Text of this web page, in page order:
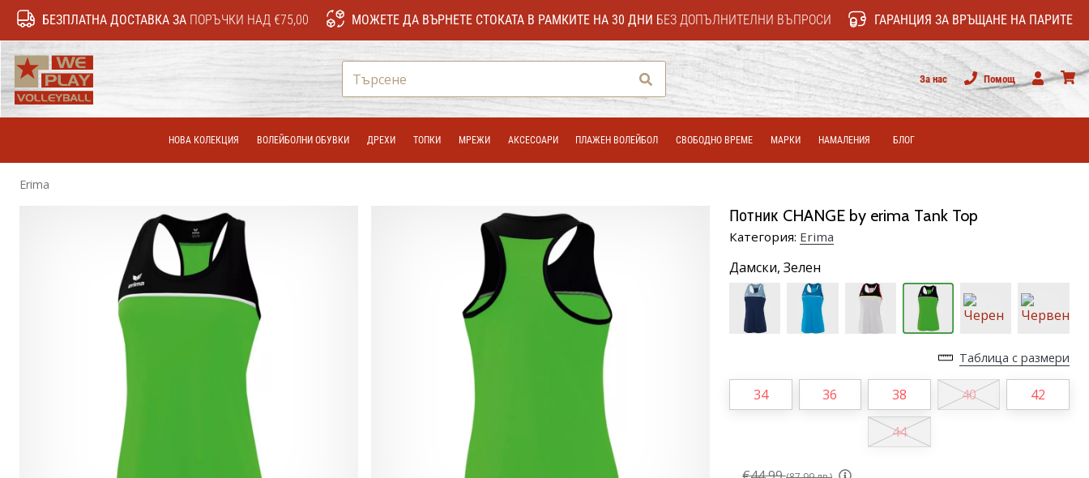
БЕЗПЛАТНА ДОСТАВКА ЗА ПОРЪЧКИ НАД €75,00 МОЖЕТЕ ДА ВЪРНЕТЕ СТОКАТА В РАМКИТЕ НА 30 ДНИ БЕЗ ДОПЪЛНИТЕЛНИ ВЪПРОСИ ГАРАНЦИЯ ЗА ВРЪЩАНЕ НА ПАРИТЕ
Търсене За нас
Помощ
Потребител
НОВА КОЛЕКЦИЯ ВОЛЕЙБОЛНИ ОБУВКИ ДРЕХИ ТОПКИ МРЕЖИ АКСЕСОАРИ ПЛАЖЕН ВОЛЕЙБОЛ СВОБОДНО ВРЕМЕ МАРКИ НАМАЛЕНИЯ БЛОГ
Erima
Потник CHANGE by erima Tank Top
Категория: Erima
Дамски, Зелен
Таблица с размери
34 36 38 40 42
44